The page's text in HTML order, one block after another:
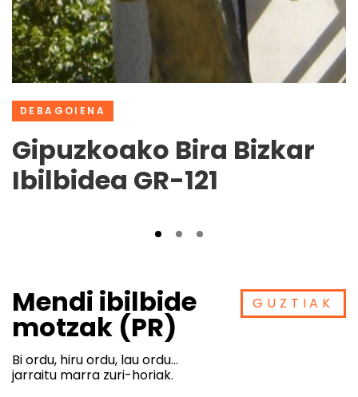
DEBAGOIENA
Gipuzkoako Bira Bizkar
Ibilbidea GR-121
Mendi ibilbide
motzak (PR)
Bi ordu, hiru ordu, lau ordu...
jarraitu marra zuri-horiak.
GUZTIAK